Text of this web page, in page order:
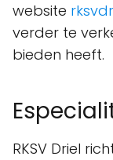
website
verder te
bieden heeft.
RKSV Driel